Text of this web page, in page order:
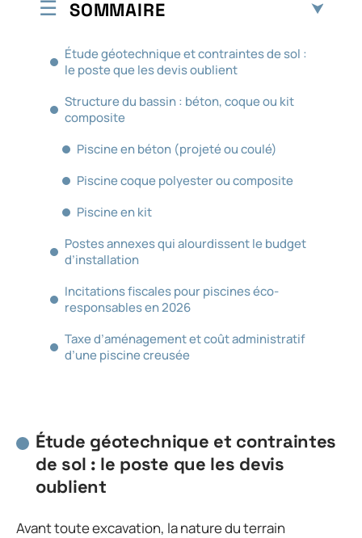
SOMMAIRE
Étude géotechnique et contraintes de sol :
le poste que les devis oublient
Structure du bassin : béton, coque ou kit
composite
Piscine en béton (projeté ou coulé)
Piscine coque polyester ou composite
Piscine en kit
Postes annexes qui alourdissent le budget
d’installation
Incitations fiscales pour piscines éco-
responsables en 2026
Taxe d’aménagement et coût administratif
d’une piscine creusée
Étude géotechnique et contraintes
de sol : le poste que les devis
oublient
Avant toute excavation, la nature du terrain